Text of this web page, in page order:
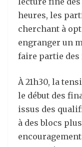
heures, les
cherchant à
engranger un
faire partie
À 21h30, la
le début des
issus des
à des blocs